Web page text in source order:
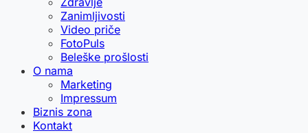
Zanimljivosti
Video priče
FotoPuls
Beleške prošlosti
O nama
Marketing
Impressum
Biznis zona
Kontakt